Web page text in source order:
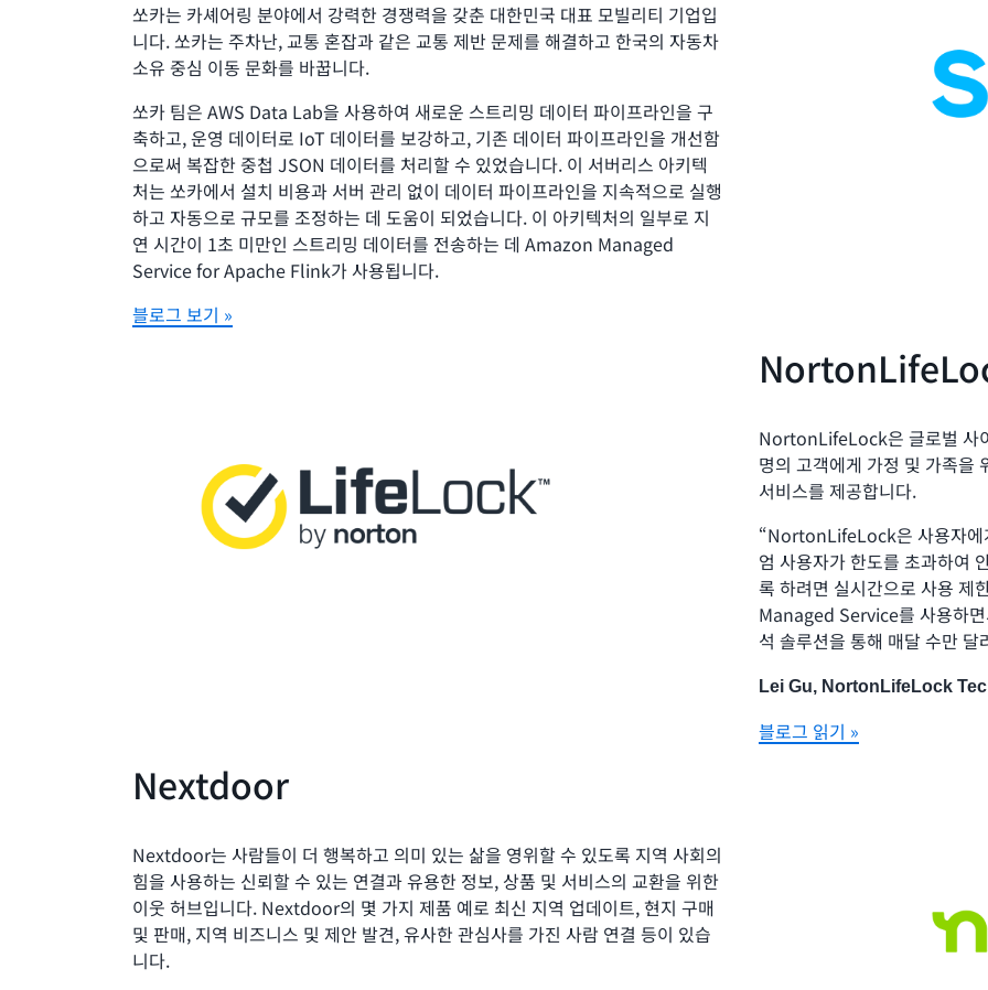
쏘카는 카셰어링 분야에서 강력한 경쟁력을 갖춘 대한민국 대표 모빌리티 기업입
니다. 쏘카는 주차난, 교통 혼잡과 같은 교통 제반 문제를 해결하고 한국의 자동차
소유 중심 이동 문화를 바꿉니다.
쏘카 팀은 AWS Data Lab을 사용하여 새로운 스트리밍 데이터 파이프라인을 구
축하고, 운영 데이터로 IoT 데이터를 보강하고, 기존 데이터 파이프라인을 개선함
으로써 복잡한 중첩 JSON 데이터를 처리할 수 있었습니다. 이 서버리스 아키텍
처는 쏘카에서 설치 비용과 서버 관리 없이 데이터 파이프라인을 지속적으로 실행
하고 자동으로 규모를 조정하는 데 도움이 되었습니다. 이 아키텍처의 일부로 지
연 시간이 1초 미만인 스트리밍 데이터를 전송하는 데 Amazon Managed
Service for Apache Flink가 사용됩니다.
블로그 보기 »
NortonLifeLock은 글로벌 사
명의 고객에게 가정 및 가족을
서비스를 제공합니다.
“NortonLifeLock은 사용자에
엄 사용자가 한도를 초과하여
록 하려면 실시간으로 사용
Managed Service를 사용하
석 솔루션을 통해 매달 수만
Lei Gu, NortonLifeLock
블로그 읽기 »
Nextdoor
Nextdoor는 사람들이 더 행복하고 의미 있는 삶을 영위할 수 있도록 지역 사회의
힘을 사용하는 신뢰할 수 있는 연결과 유용한 정보, 상품 및 서비스의 교환을 위한
이웃 허브입니다. Nextdoor의 몇 가지 제품 예로 최신 지역 업데이트, 현지 구매
및 판매, 지역 비즈니스 및 제안 발견, 유사한 관심사를 가진 사람 연결 등이 있습
니다.